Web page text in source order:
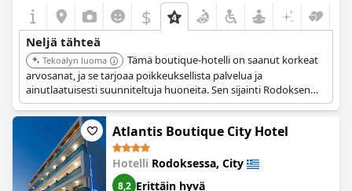
$
Neljä tähteä
Tekoälyn luoma
Tämä boutique-hotelli on saanut korkeat
arvosanat, ja se tarjoaa poikkeuksellista palvelua ja
ainutlaatuisesti suunniteltuja huoneita. Sen sijainti Rodoksen
kaupungissa tarjoaa helpon pääsyn paikallisiin nähtävyyksiin.
Hotellin taiteellinen tunnelma ja huomio yksityiskohtiin luovat
ikimuistoisen ja mukavan oleskelun.Atlantis Boutique City Hotel
Hotelli Rodoksessa, City
8,2 Erittäin hyvä